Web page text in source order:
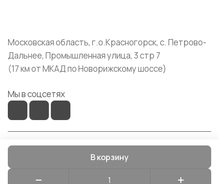
В корзину
Московская область, г.о.Красногорск, с. Петрово-
Дальнее, Промышленная улица, 3 стр 7
(17 км от МКАД по Новорижскому шоссе)
Мы в соцсетях
Конфиденциальность Оферта